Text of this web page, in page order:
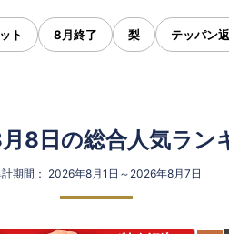
ト 8月終了 梨 テッパン
8日の総合人気ラン
期間： 2026年8月1日～2026年8月7日